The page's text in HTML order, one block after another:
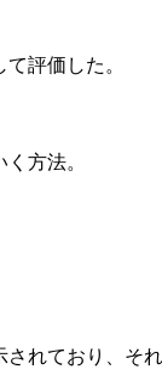
評価した。
方法。
れており、そ